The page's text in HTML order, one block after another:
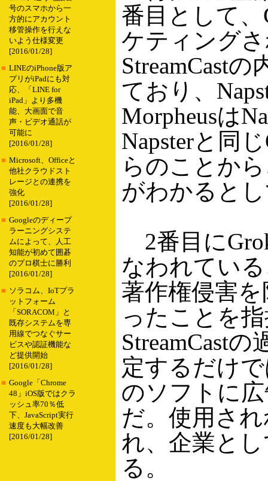
号のスマホから一
方的にアカウント
移管操作を行えな
いよう仕様変更
[2016/01/28]
■ LINEのiPhone版ア
プリがiPadにも対
応、「LINE for
iPad」より多機
能、大画面で音
声・ビデオ通話が
可能に
[2016/01/28]
■ Microsoft、Officeと
他社クラウドスト
レージとの連携を
強化
[2016/01/28]
■ Googleのディープ
ラーニングシステ
ムによって、人工
知能が初めて囲碁
のプロ棋士に勝利
[2016/01/28]
■ ソラコム、IoTプラ
ットフォーム
「SORACOM」と
既存システムを専
用線でつなぐサー
ビスや認証機能な
ど提供開始
[2016/01/28]
■ Google「Chrome
48」iOS版ではクラ
ッシュ率70％低
下、JavaScript実行
速度も大幅改善
[2016/01/28]
番目として、
ケティング
StreamCast
ており、
Morpheusは
Napsterと同
らのことか
がわかると
2番目に
なわれてい
著作権侵害
ったことを
StreamCast
定するだけ
のソフトに
だ。使用さ
れ、企業と
る。